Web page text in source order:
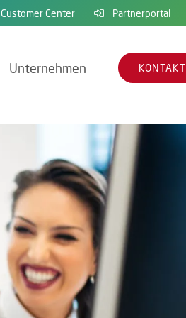
Customer Center Partnerportal
Unternehmen KONTAKT